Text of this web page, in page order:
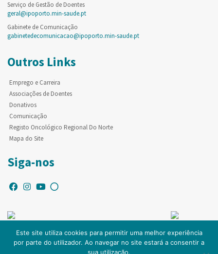
Serviço de Gestão de Doentes
geral@ipoporto.min-saude.pt
Gabinete de Comunicação
gabinetedecomunicacao@ipoporto.min-saude.pt
Outros Links
Emprego e Carreira
Associações de Doentes
Donativos
Comunicação
Registo Oncológico Regional Do Norte
Mapa do Site
Siga-nos
© Copyright IPO-PORTO. Todos os direitos reservados.
Este site utiliza cookies para permitir uma melhor experiência
por parte do utilizador. Ao navegar no site estará a consentir a
sua utilização.